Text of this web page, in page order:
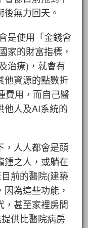
無力回天。
是使用「金錢會
家的財富指標，
治療)，就會有
他資源的點數折
費用，而自己醫
他人及AI系統的
，人人都會是頭
鍾之人，或躺在
前的醫院(建築
為這些功能，
，甚至家裡房間
供比醫院病房